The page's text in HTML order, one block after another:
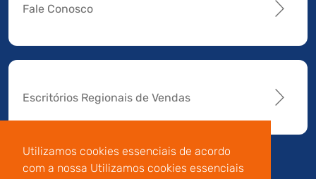
Utilizamos cookies essenciais de acordo
com a nossa Utilizamos cookies essenciais
Fale Conosco
Escritórios Regionais de Vendas